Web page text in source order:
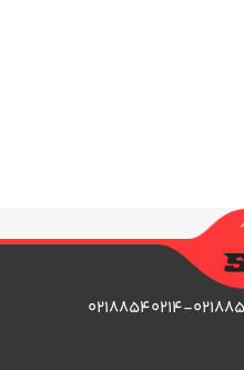
۰۹۱۲۳۰۷۷۷۹۶